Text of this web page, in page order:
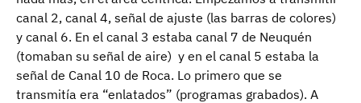
canal 2, canal 4, señal de ajuste (las barras de colores)
y canal 6. En el canal 3 estaba canal 7 de Neuquén
(tomaban su señal de aire) y en el canal 5 estaba la
señal de Canal 10 de Roca. Lo primero que se
transmitía era “enlatados” (programas grabados). A